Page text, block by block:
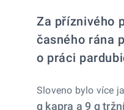
Za příznivého
časného rána
o práci
Sloveno bylo více
q kapra a 9 q